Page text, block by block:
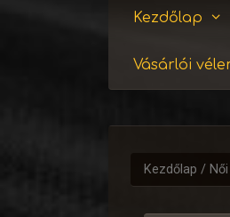
Kezdőlap
Vásárlói
Kezdőlap /